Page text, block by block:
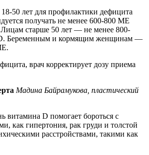
50 лет для профилактики дефицита
получать не менее 600-800 МЕ
старше 50 лет — не менее 800-
Беременным и кормящим женщинам —
врач корректирует дозу приема
Мадина Байрамукова, пластический
витамина D помогает бороться с
как гипертония, рак груди и толстой
расстройствами, такими как